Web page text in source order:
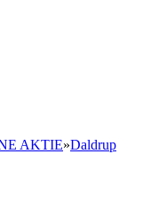
AKTIE»Daldrup